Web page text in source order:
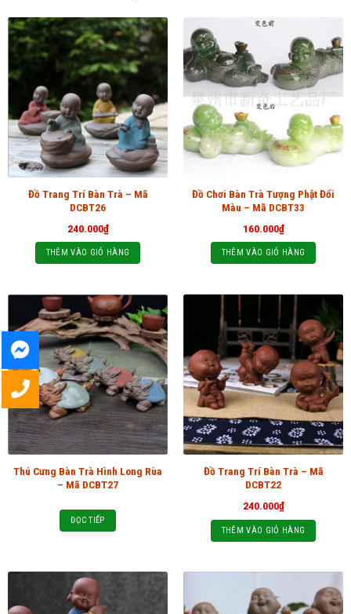
Đồ Trang Trí Bàn Trà – Mã
DCBT26
240.000₫
THÊM VÀO GIỎ HÀNG
Đồ Chơi Bàn Trà Tượng Phật Đổi
Màu – Mã DCBT33
160.000₫
THÊM VÀO GIỎ HÀNG
Thú Cưng Bàn Trà Hình Long Rùa
– Mã DCBT27
ĐỌC TIẾP
Đồ Trang Trí Bàn Trà – Mã
DCBT22
240.000₫
THÊM VÀO GIỎ HÀNG